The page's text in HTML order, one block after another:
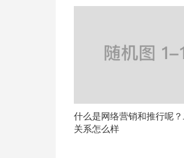
什么是网络营销和推行呢
关系怎么样